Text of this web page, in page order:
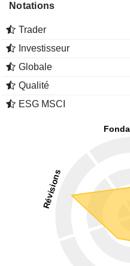
Notations
Trader
Investisseur
Globale
Qualité
ESG MSCI